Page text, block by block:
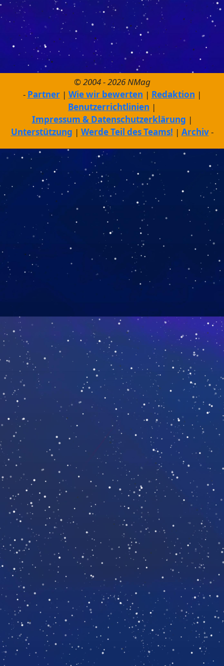
© 2004 - 2026 NMag
Partner
Wie wir bewerten
Redaktion
Benutzerrichtlinien
Impressum & Datenschutzerklärung
Unterstützung
Werde Teil des Teams! Archiv